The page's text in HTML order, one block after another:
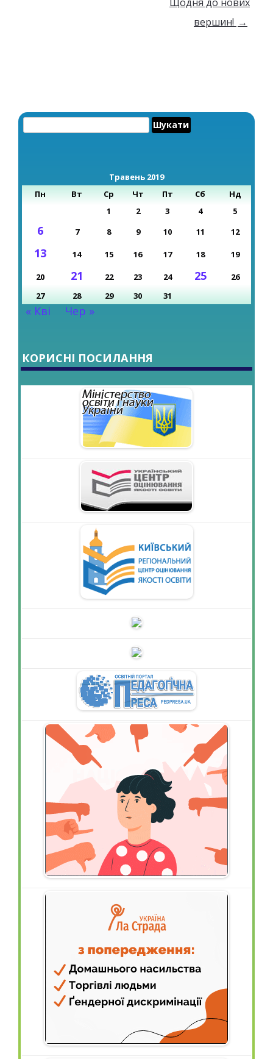
вершин! →
Травень 2019
Пн
Вт Ср Чт Пт Сб
Нд
1
2 3 4 5
6 7 8 9 10 11 12
13 14 15 16 17 18 19
20 21 22 23 24 25
26
27
28 29 30 31
« Кві Чер »
КОРИСНІ ПОСИЛАННЯ